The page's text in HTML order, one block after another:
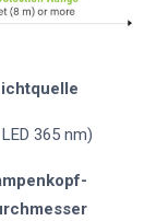
365 nm)